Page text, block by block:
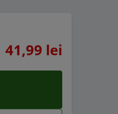
41,99 lei